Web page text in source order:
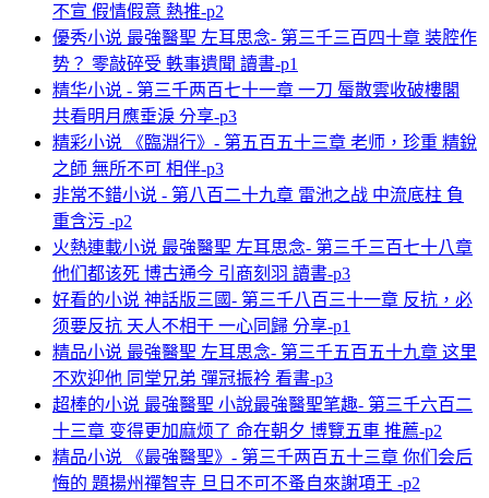
不宣 假情假意 熱推-p2
優秀小说 最強醫聖 左耳思念- 第三千三百四十章 装腔作
势？ 零敲碎受 軼事遺聞 讀書-p1
精华小说 - 第三千两百七十一章 一刀 蜃散雲收破樓閣
共看明月應垂淚 分享-p3
精彩小说 《臨淵行》- 第五百五十三章 老师，珍重 精銳
之師 無所不可 相伴-p3
非常不錯小说 - 第八百二十九章 雷池之战 中流底柱 負
重含污 -p2
火熱連載小说 最強醫聖 左耳思念- 第三千三百七十八章
他们都该死 博古通今 引商刻羽 讀書-p3
好看的小说 神話版三國- 第三千八百三十一章 反抗，必
须要反抗 天人不相干 一心同歸 分享-p1
精品小说 最強醫聖 左耳思念- 第三千五百五十九章 这里
不欢迎他 同堂兄弟 彈冠振衿 看書-p3
超棒的小说 最強醫聖 小說最強醫聖笔趣- 第三千六百二
十三章 变得更加麻烦了 命在朝夕 博覽五車 推薦-p2
精品小说 《最強醫聖》- 第三千两百五十三章 你们会后
悔的 題揚州禪智寺 旦日不可不蚤自來謝項王 -p2